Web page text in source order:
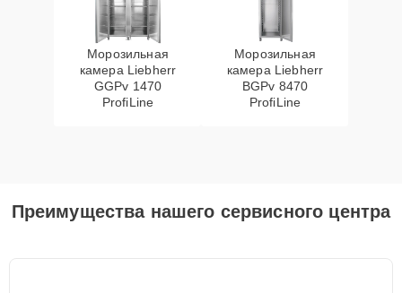
Морозильная
камера Liebherr
GGPv 1470
ProfiLine
Морозильная
камера Liebherr
BGPv 8470
ProfiLine
Преимущества нашего сервисного центра